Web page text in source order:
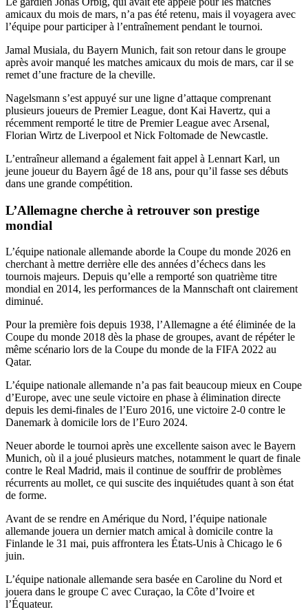
amicaux du mois de mars, n’a pas été retenu, mais il voyagera avec
l’équipe pour participer à l’entraînement pendant le tournoi.
Jamal Musiala, du Bayern Munich, fait son retour dans le groupe
après avoir manqué les matches amicaux du mois de mars, car il se
remet d’une fracture de la cheville.
Nagelsmann s’est appuyé sur une ligne d’attaque comprenant
plusieurs joueurs de Premier League, dont Kai Havertz, qui a
récemment remporté le titre de Premier League avec Arsenal,
Florian Wirtz de Liverpool et Nick Foltomade de Newcastle.
L’entraîneur allemand a également fait appel à Lennart Karl, un
jeune joueur du Bayern âgé de 18 ans, pour qu’il fasse ses débuts
dans une grande compétition.
L’Allemagne cherche à retrouver son prestige
mondial
L’équipe nationale allemande aborde la Coupe du monde 2026 en
cherchant à mettre derrière elle des années d’échecs dans les
tournois majeurs. Depuis qu’elle a remporté son quatrième titre
mondial en 2014, les performances de la Mannschaft ont clairement
diminué.
Pour la première fois depuis 1938, l’Allemagne a été éliminée de la
Coupe du monde 2018 dès la phase de groupes, avant de répéter le
même scénario lors de la Coupe du monde de la FIFA 2022 au
Qatar.
L’équipe nationale allemande n’a pas fait beaucoup mieux en Coupe
d’Europe, avec une seule victoire en phase à élimination directe
depuis les demi-finales de l’Euro 2016, une victoire 2-0 contre le
Danemark à domicile lors de l’Euro 2024.
Neuer aborde le tournoi après une excellente saison avec le Bayern
Munich, où il a joué plusieurs matches, notamment le quart de finale
contre le Real Madrid, mais il continue de souffrir de problèmes
récurrents au mollet, ce qui suscite des inquiétudes quant à son état
de forme.
Avant de se rendre en Amérique du Nord, l’équipe nationale
allemande jouera un dernier match amical à domicile contre la
Finlande le 31 mai, puis affrontera les États-Unis à Chicago le 6
juin.
L’équipe nationale allemande sera basée en Caroline du Nord et
jouera dans le groupe C avec Curaçao, la Côte d’Ivoire et
l’Équateur.